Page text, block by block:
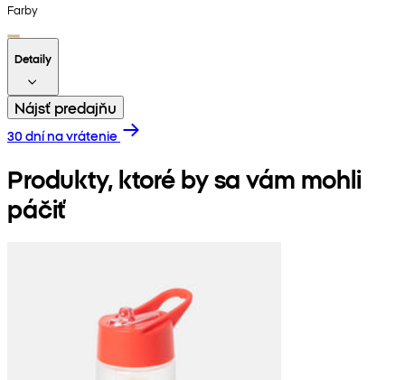
Farby
Detaily
Nájsť predajňu
30 dní na vrátenie
Produkty, ktoré by sa vám mohli
páčiť